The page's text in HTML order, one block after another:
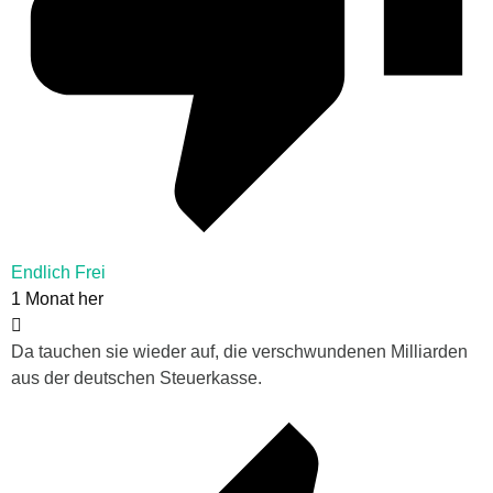
Endlich Frei
1 Monat her
Da tauchen sie wieder auf, die verschwundenen Milliarden
aus der deutschen Steuerkasse.